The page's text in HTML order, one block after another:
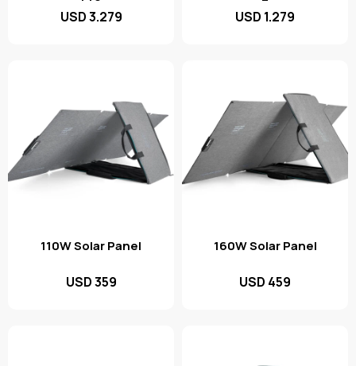
USD3.279 USD 1.279
110W Solar Panel
USD359
160W Solar Panel
USD 459